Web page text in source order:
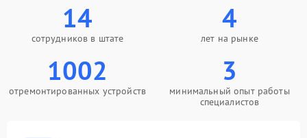
14
сотрудников в штате
4
лет на рынке
1002
отремонтированных устройств
3
минимальный опыт работы
специалистов